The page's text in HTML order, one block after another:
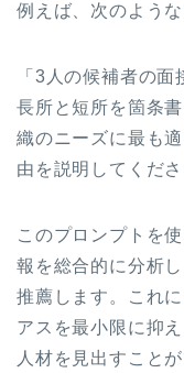
例えば、次のよう
「3人の候補者の
長所と短所を箇条
織のニーズに最も
由を説明してくださ
このプロンプトを
報を総合的に分析
推薦します。これ
アスを最小限に抑
人材を見出すことが